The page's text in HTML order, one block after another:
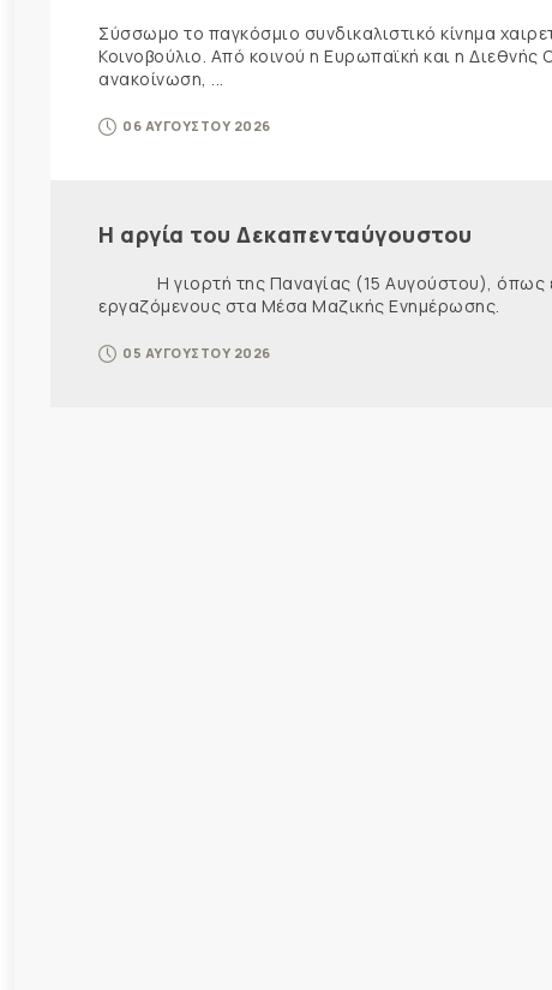
Σύσσωμο το παγκόσμιο συνδικαλιστικό κίνημα
Κοινοβούλιο. Από κοινού η Ευρωπαϊκή και η
ανακοίνωση, ...
06 ΑΥΓΟΥΣΤΟΥ 2026
Η αργία του Δεκαπενταύγουστου
Η γιορτή της Παναγίας (15 Αυγούστου), όπως
εργαζόμενους στα Μέσα Μαζικής Ενημέρωσης. Ως
05 ΑΥΓΟΥΣΤΟΥ 2026